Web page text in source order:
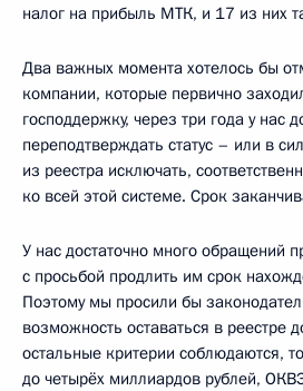
налог на прибыль МТК, и 17 из них
Два важных момента хотелось бы
компании, которые первично
господдержку, через три года у нас
переподтверждать статус – или в
из реестра исключать,
ко всей этой системе. Срок
У нас достаточно много обращений
с просьбой продлить им срок
Поэтому мы просили бы
возможность оставаться в реестре
остальные критерии соблюдаются,
до четырёх миллиардов рублей,